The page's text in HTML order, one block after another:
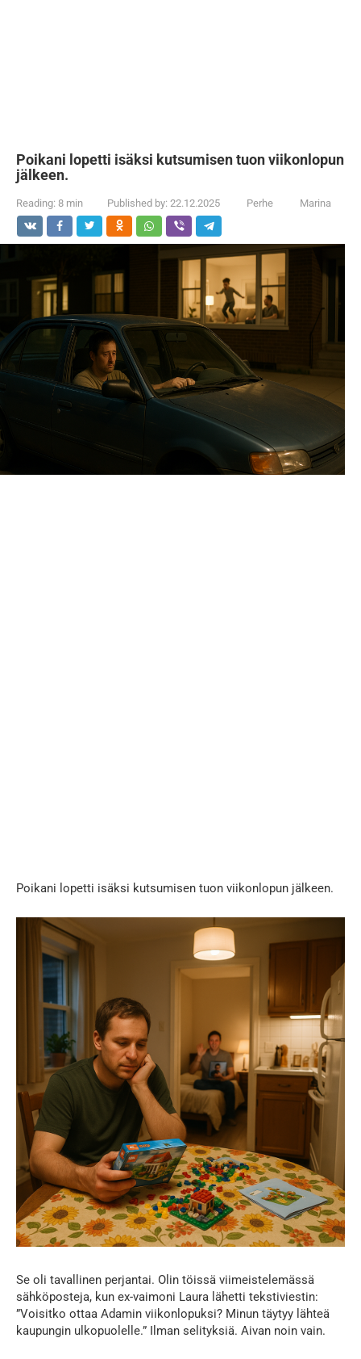
Poikani lopetti isäksi kutsumisen tuon viikonlopun
jälkeen.
Reading: 8 min Published by: 22.12.2025 Perhe Marina
Poikani lopetti isäksi kutsumisen tuon viikonlopun jälkeen.
Se oli tavallinen perjantai. Olin töissä viimeistelemässä
sähköposteja, kun ex-vaimoni Laura lähetti tekstiviestin:
”Voisitko ottaa Adamin viikonlopuksi? Minun täytyy lähteä
kaupungin ulkopuolelle.” Ilman selityksiä. Aivan noin vain.